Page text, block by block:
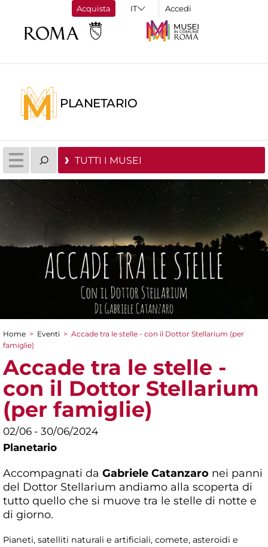
Acquista Accedi
PLANETARIO
TUTTI I MUSEI
Tu sei qui
Home > Eventi > Accade tra le stelle - con il Dottor Stellarium (per
famiglie)
Accade tra le stelle -
con il Dottor Stellarium
(per famiglie)
02/06 - 30/06/2024
Planetario
Accompagnati da Gabriele Catanzaro nei panni
del Dottor Stellarium andiamo alla scoperta di
tutto quello che si muove tra le stelle di notte e
di giorno.
Pianeti, satelliti naturali e artificiali, comete, asteroidi e